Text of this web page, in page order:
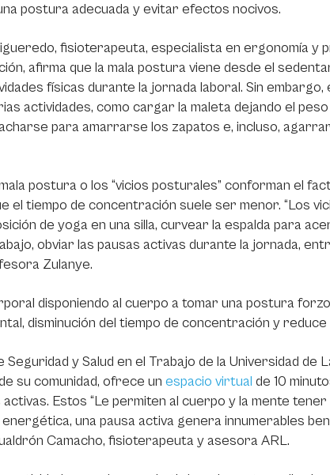
postura adecuada y evitar efectos nocivos.
fisioterapeuta, especialista en ergonomía y
afirma que la mala postura viene desde el
físicas durante la jornada laboral. Sin
actividades, como cargar la maleta dejando el
para amarrarse los zapatos e, incluso,
postura o los “vicios posturales” conforman el
el tiempo de concentración suele ser menor. “Los
de yoga en una silla, curvear la espalda para
obviar las pausas activas durante la jornada,
Zulanye.
disponiendo al cuerpo a tomar una postura
disminución del tiempo de concentración y reduce
Seguridad y Salud en el Trabajo de la Universidad de
su comunidad, ofrece un espacio virtual de 10
Estos “Le permiten al cuerpo y la mente
una pausa activa genera innumerables
Camacho, fisioterapeuta y asesora ARL.